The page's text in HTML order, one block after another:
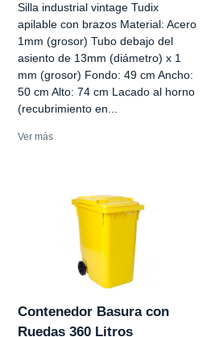
Silla industrial vintage Tudix
apilable con brazos Material: Acero
1mm (grosor) Tubo debajo del
asiento de 13mm (diámetro) x 1
mm (grosor) Fondo: 49 cm Ancho:
50 cm Alto: 74 cm Lacado al horno
(recubrimiento en...
Ver más
Contenedor Basura con
Ruedas 360 Litros